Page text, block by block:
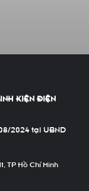
KIỆN ĐIỆN
2024 tại UBND
TP Hồ Chí Minh